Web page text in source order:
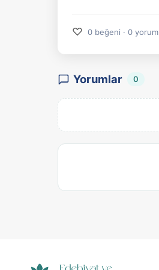
♡ 0 beğeni · 0 yorum
Yorumlar 0